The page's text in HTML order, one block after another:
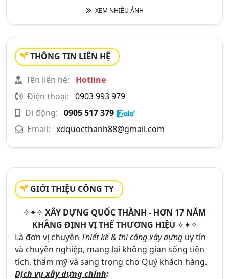
XEM NHIỀU ẢNH
THÔNG TIN LIÊN HỆ
Tên liên hệ:
Hotline
Điện thoại: 0903 993 979
Di động: 0905 517 379
Email: xdquocthanh88@gmail.com
GIỚI THIỆU CÔNG TY
✧✦✧ XÂY DỰNG QUỐC THÀNH - HƠN 17 NĂM
KHẲNG ĐỊNH VỊ THẾ THƯƠNG HIỆU ✧✦✧
Là đơn vị chuyên Thiết kế & thi công xây dựng uy tín
và chuyên nghiệp, mang lại không gian sống tiện
tích, thẩm mỹ và sang trọng cho Quý khách hàng.
Dịch vụ xây dựng chính: